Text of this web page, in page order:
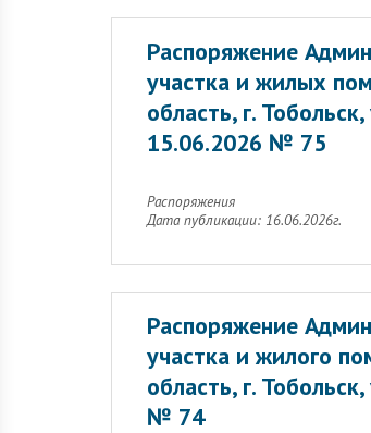
Распоряжение
участка и жилых
область, г.
15.06.2026 № 75
Распоряжения
Дата публикации: 16.06.2026г.
Распоряжение
участка и жилого
область, г.
№ 74